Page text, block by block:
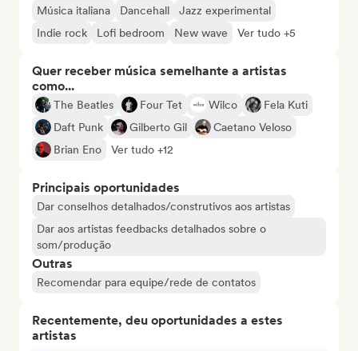
Música italiana Dancehall
Jazz experimental
Indie rock
Lofi bedroom New wave Ver tudo +5
Quer receber música semelhante a artistas
como...
The Beatles Four Tet Wilco
Fela Kuti
Daft Punk
Gilberto Gil
Caetano Veloso
Brian Eno
Ver tudo +12
Principais oportunidades
Dar conselhos detalhados/construtivos aos artistas
Dar aos artistas feedbacks detalhados sobre o
som/produção
Outras
Recomendar para equipe/rede de contatos
Recentemente, deu oportunidades a estes
artistas